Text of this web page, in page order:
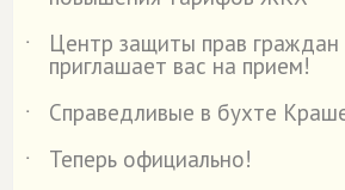
˙
Центр защиты прав
приглашает вас на прием!
˙
Справедливые в бухте
˙
Теперь официально!